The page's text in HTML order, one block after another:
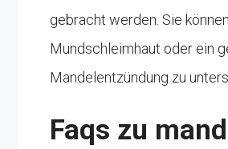
gebracht werden. Sie
Mundschleimhaut oder ein
Mandelentzündung zu
Faqs zu